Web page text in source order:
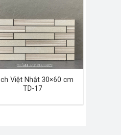
Việt Nhật 30×60 cm
TD-17